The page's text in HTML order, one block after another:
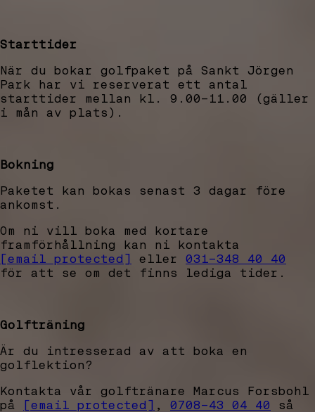
Starttider
När du bokar golfpaket på Sankt Jörgen
Park har vi reserverat ett antal
starttider mellan kl. 9.00–11.00 (gäller
i mån av plats).
Bokning
Paketet kan bokas senast 3 dagar före
ankomst.
Om ni vill boka med kortare
framförhållning kan ni kontakta
[email protected]
eller 031-348 40 40
för att se om det finns lediga tider.
Golfträning
Är du intresserad av att boka en
golflektion?
Kontakta vår golftränare Marcus Forsbohl
på [email protected] , 0708-43 04 40 så